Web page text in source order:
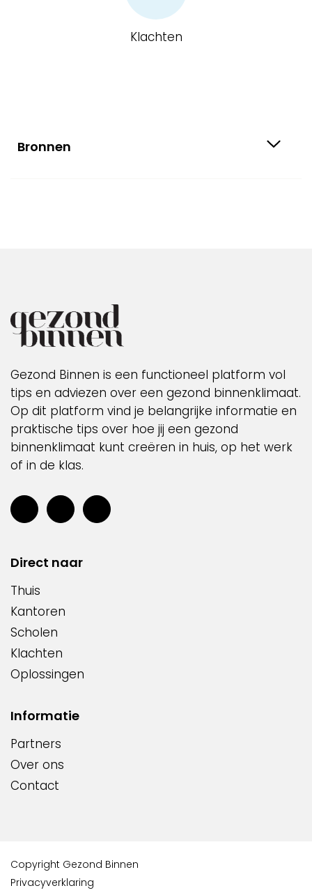
Klachten
Bronnen
Gezond Binnen is een functioneel platform vol
tips en adviezen over een gezond binnenklimaat.
Op dit platform vind je belangrijke informatie en
praktische tips over hoe jij een gezond
binnenklimaat kunt creëren in huis, op het werk
of in de klas.
Direct naar
Thuis
Kantoren
Scholen
Klachten
Oplossingen
Informatie
Partners
Over ons
Contact
Copyright Gezond Binnen
Privacyverklaring